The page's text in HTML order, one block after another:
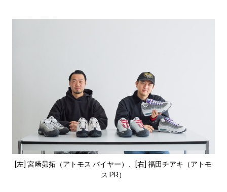
[左] 宮﨑昴拓（アトモス バイヤー）、[右] 福田チアキ（アトモ
ス PR）